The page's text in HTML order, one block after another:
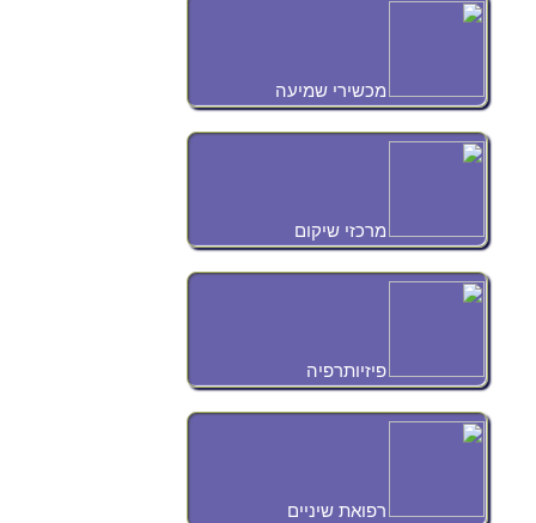
מכשירי שמיעה
מרכזי שיקום
פיזיותרפיה
רפואת שיניים